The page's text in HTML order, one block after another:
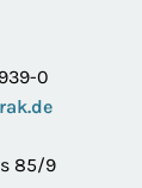
0
85/9